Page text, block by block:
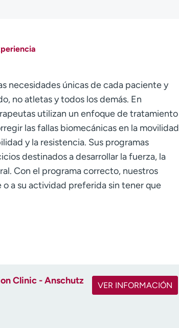
necesidades únicas de cada paciente y
no atletas y todos los demás. En
utilizan un enfoque de tratamiento
las fallas biomecánicas en la movilidad
y la resistencia. Sus programas
destinados a desarrollar la fuerza, la
Con el programa correcto, nuestros
a su actividad preferida sin tener que
Clinic - Anschutz
VER INFORMACIÓN